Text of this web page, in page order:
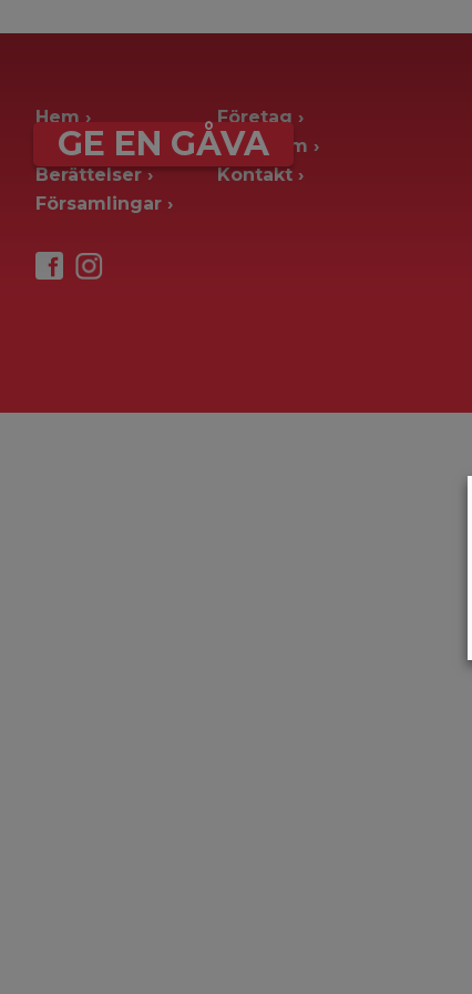
GE EN GÅVA
Hem
Ge en gåva
Berättelser
Församlingar
Företag
Pressrum
Kontakt